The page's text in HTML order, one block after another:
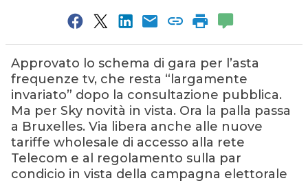
Approvato lo schema di gara per l’asta
frequenze tv, che resta “largamente
invariato” dopo la consultazione pubblica.
Ma per Sky novità in vista. Ora la palla passa
a Bruxelles. Via libera anche alle nuove
tariffe wholesale di accesso alla rete
Telecom e al regolamento sulla par
condicio in vista della campagna elettorale